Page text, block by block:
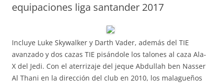
equipaciones liga santander 2017
Incluye Luke Skywalker y Darth Vader, además del TIE
avanzado y dos cazas TIE pisándole los talones al caza Ala-
X del Jedi. Con el aterrizaje del jeque Abdullah ben Nasser
Al Thani en la dirección del club en 2010, los malagueños